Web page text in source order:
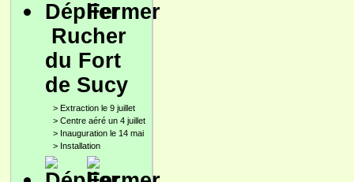
Rucher
du Fort
de Sucy
> Extraction le 9 juillet
> Centre aéré un 4 juillet
> Inauguration le 14 mai
> Installation